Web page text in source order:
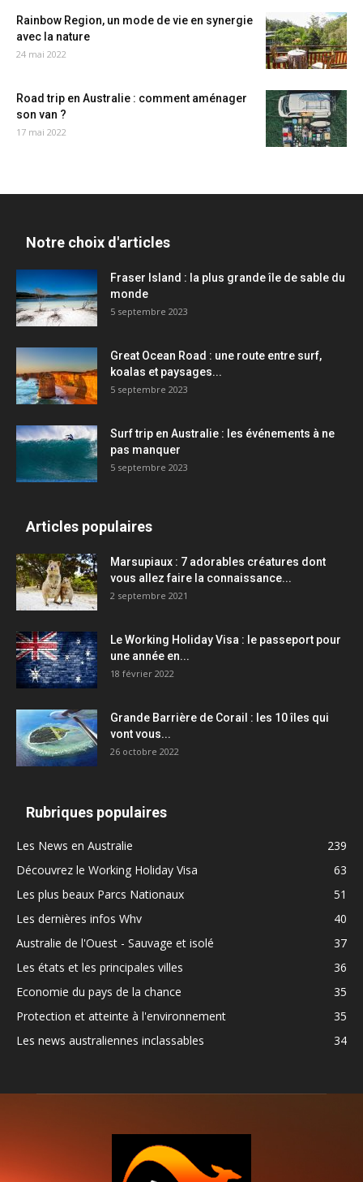
Rainbow Region, un mode de vie en synergie
avec la nature
24 mai 2022
Road trip en Australie : comment aménager
son van ?
17 mai 2022
Notre choix d'articles
Fraser Island : la plus grande île de sable du
monde
5 septembre 2023
Great Ocean Road : une route entre surf,
koalas et paysages...
5 septembre 2023
Surf trip en Australie : les événements à ne
pas manquer
5 septembre 2023
Articles populaires
Marsupiaux : 7 adorables créatures dont
vous allez faire la connaissance...
2 septembre 2021
Le Working Holiday Visa : le passeport pour
une année en...
18 février 2022
Grande Barrière de Corail : les 10 îles qui
vont vous...
26 octobre 2022
Rubriques populaires
Les News en Australie
239
Découvrez le Working Holiday Visa
63
Les plus beaux Parcs Nationaux
51
Les dernières infos Whv
40
Australie de l'Ouest - Sauvage et isolé
37
Les états et les principales villes
36
Economie du pays de la chance
35
Protection et atteinte à l'environnement
35
Les news australiennes inclassables
34